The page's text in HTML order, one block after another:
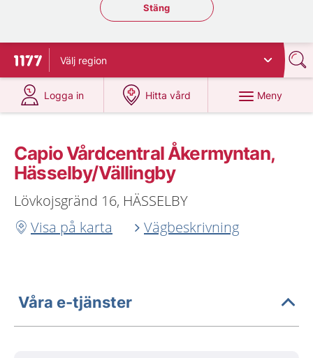
Stäng regionsväljaren
Stäng
Till startsidan för 1177
Välj region
Logga in
på 1177.se
Hitta vård
på 1177.se
Meny
Capio Vårdcentral Åkermyntan,
Hässelby/Vällingby
Lövkojsgränd 16, HÄSSELBY
Visa på karta
Vägbeskrivning
Våra e-tjänster